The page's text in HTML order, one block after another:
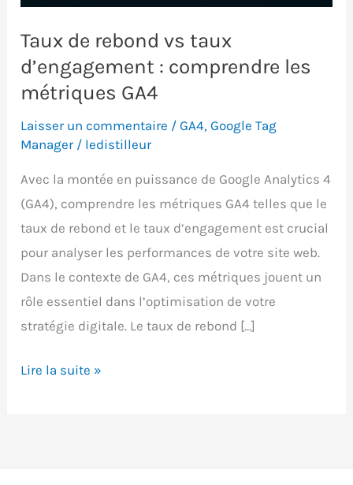
Taux de rebond vs taux
d’engagement : comprendre les
métriques GA4
Laisser un commentaire /GA4,Google Tag
Manager/ ledistilleur
Avec la montée en puissance de Google Analytics 4
(GA4), comprendre les métriques GA4 telles que le
taux de rebond et le taux d’engagement est crucial
pour analyser les performances de votre site web.
Dans le contexte de GA4, ces métriques jouent un
rôle essentiel dans l’optimisation de votre
stratégie digitale. Le taux de rebond […]
Taux
taux
Lire la suite »